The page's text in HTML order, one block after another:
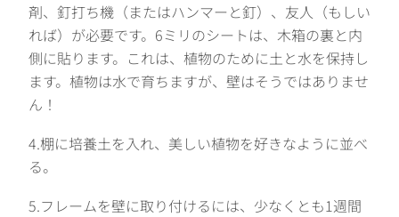
剤、釘打ち機（またはハンマーと釘）、友人（もしい
れば）が必要です。6ミリのシートは、木箱の裏と内
側に貼ります。これは、植物のために土と水を保持し
ます。植物は水で育ちますが、壁はそうではありませ
ん！
4.棚に培養土を入れ、美しい植物を好きなように並べ
る。
5.フレームを壁に取り付けるには、少なくとも1週間